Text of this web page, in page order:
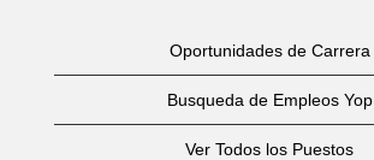
Oportunidades de Carrera
Busqueda de Empleos Yop
Ver Todos los Puestos